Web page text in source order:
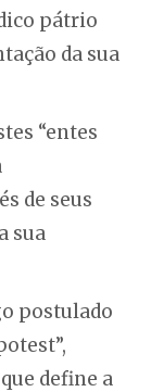
pátrio
da sua
“entes
de seus
sua
postulado
define a